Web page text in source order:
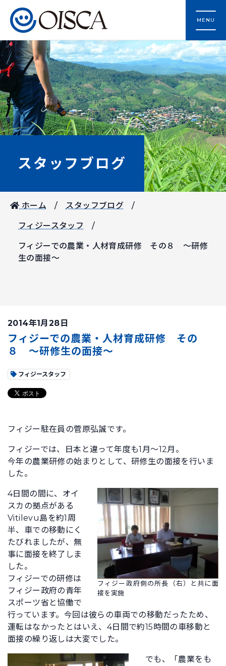
MENU
スタッフブログ
ホーム スタッフブログ
フィジースタッフ
フィジーでの農業・人材育成研修 その８ ～研修
生の面接～
2014年1月28日
フィジーでの農業・人材育成研修 その
８ ～研修生の面接～
フィジースタッフ
フィジー駐在員の菅原弘誠です。
フィジーでは、日本と違って年度も1月～12月。
今年の農業研修の始まりとして、研修生の面接を行いま
した。
フィジー政府側の所長（右）と共に面
接を実施
4日間の間に、オイ
スカの拠点がある
Vitilevu島を約1周
半、車での移動にく
たびれましたが、無
事に面接を終了しま
した。
フィジーでの研修は
フィジー政府の青年
スポーツ省と協働で
行っています。今回は彼らの車両での移動だったため、
運転はなかったとはいえ、4日間で約15時間の車移動と
面接の繰り返しは大変でした。
でも、「農業をも